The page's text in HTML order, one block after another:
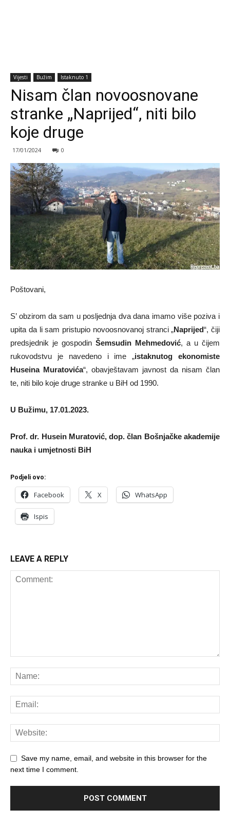
Vijesti Bužim Istaknuto 1
Nisam član novoosnovane
stranke „Naprijed“, niti bilo
koje druge
17/01/2024 0
Poštovani,
S’ obzirom da sam u posljednja dva dana imamo više poziva i
upita da li sam pristupio novoosnovanoj stranci „Naprijed“, čiji
predsjednik je gospodin Šemsudin Mehmedović, a u čijem
rukovodstvu je navedeno i ime „istaknutog ekonomiste
Huseina Muratovića“, obavještavam javnost da nisam član
te, niti bilo koje druge stranke u BiH od 1990.
U Bužimu, 17.01.2023.
Prof. dr. Husein Muratović,dop. član Bošnjačke akademije
nauka i umjetnosti BiH
Podjeli ovo:
Facebook X WhatsApp
Ispis
LEAVE A REPLY
Save my name, email, and website in this browser for the
next time I comment.